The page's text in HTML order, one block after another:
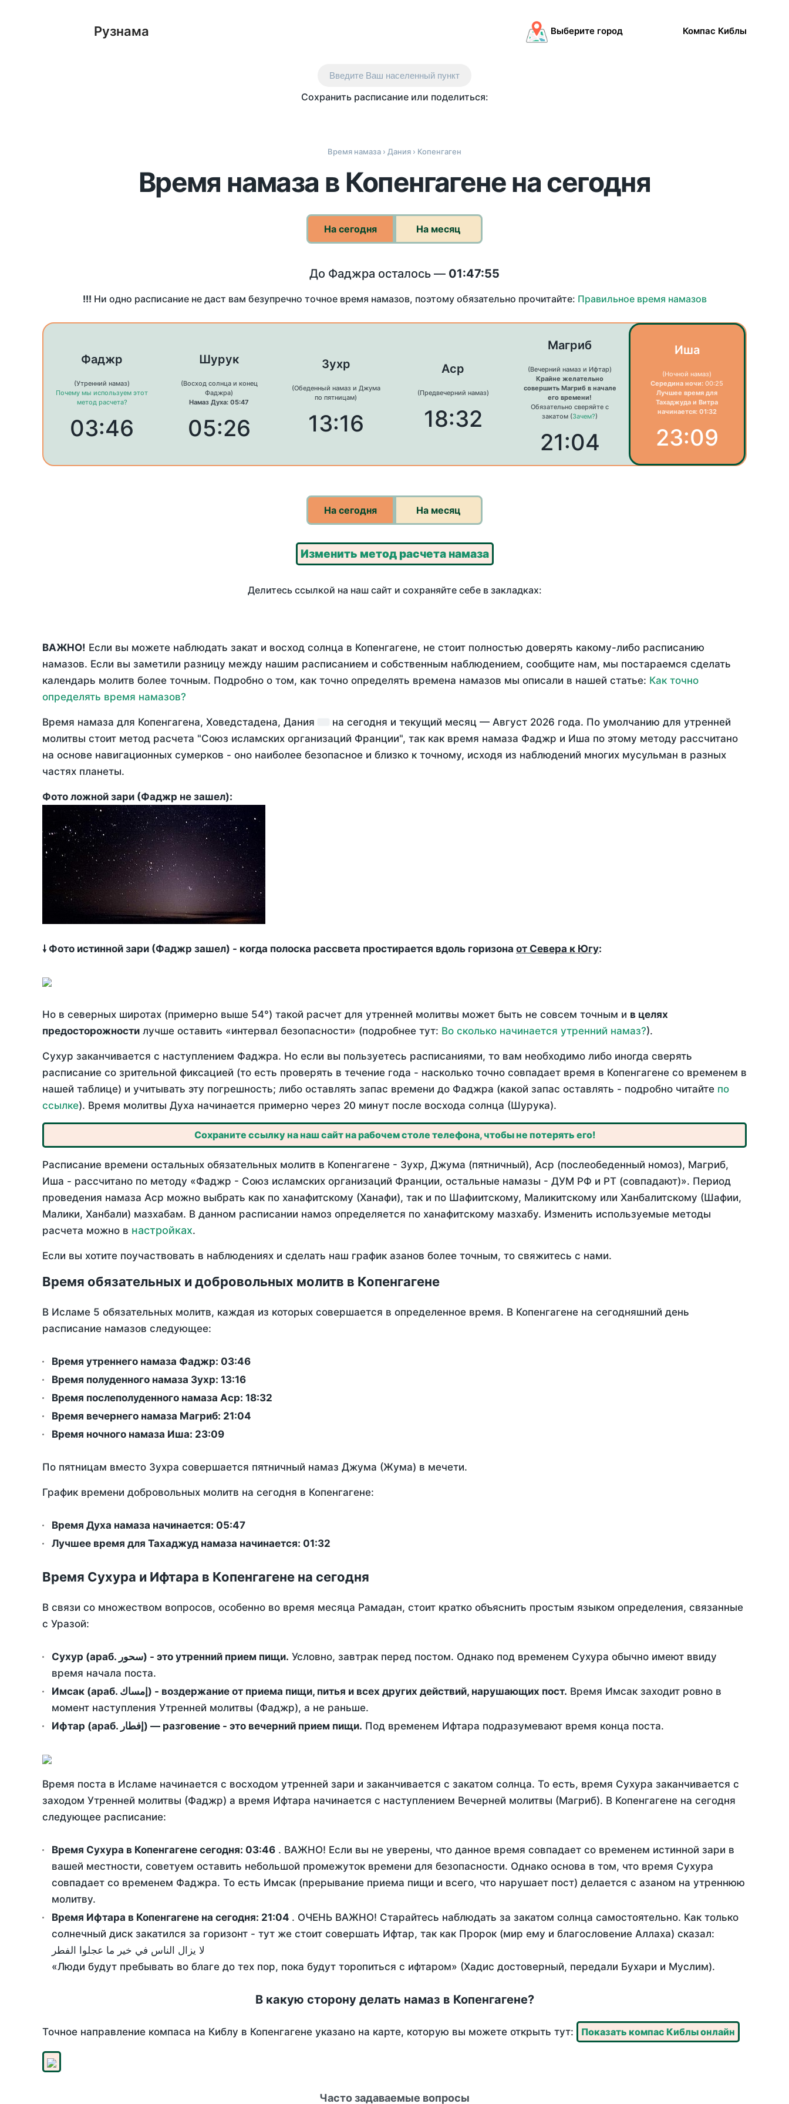
Рузнама Выберите город Компас Киблы
Введите Ваш населенный пункт
Сохранить расписание или поделиться:
Время намаза › Дания › Копенгаген
Время намаза в Копенгагене на сегодня
На сегодня На месяц
До Фаджра осталось — 01:47:54
!!! Ни одно расписание не даст вам безупречно точное время намазов, поэтому обязательно прочитайте: Правильное время намазов
Фаджр
(Утренний намаз)
Почему мы используем этот
метод расчета?
03:46
Шурук
(Восход солнца и конец
Фаджра)
Намаз Духа: 05:47
05:26
Зухр
(Обеденный намаз и Джума
по пятницам)
13:16
Аср
(Предвечерний намаз)
18:32
Магриб
(Вечерний намаз и Ифтар)
Крайне желательно
совершить Магриб в начале
его времени!
Обязательно сверяйте с
закатом (Зачем?)
21:04
Иша
(Ночной намаз)
Середина ночи: 00:25
Лучшее время для
Тахаджуда и Витра
начинается: 01:32
23:09
На сегодня На месяц
Изменить метод расчета намаза
Делитесь ссылкой на наш сайт и сохраняйте себе в закладках:
ВАЖНО! Если вы можете наблюдать закат и восход солнца в Копенгагене, не стоит полностью доверять какому-либо расписанию
намазов. Если вы заметили разницу между нашим расписанием и собственным наблюдением, сообщите нам, мы постараемся сделать
календарь молитв более точным. Подробно о том, как точно определять времена намазов мы описали в нашей статье: Как точно
определять время намазов?
Время намаза для Копенгагена, Ховедстадена, Дания на сегодня и текущий месяц — Август 2026 года. По умолчанию для утренней
молитвы стоит метод расчета "Союз исламских организаций Франции", так как время намаза Фаджр и Иша по этому методу рассчитано
на основе навигационных сумерков - оно наиболее безопасное и близко к точному, исходя из наблюдений многих мусульман в разных
частях планеты.
Фото ложной зари (Фаджр не зашел):
🠗 Фото истинной зари (Фаджр зашел) - когда полоска рассвета простирается вдоль горизона от Севера к Югу:
Но в северных широтах (примерно выше 54°) такой расчет для утренней молитвы может быть не совсем точным и в целях
предосторожности лучше оставить «интервал безопасности» (подробнее тут: Во сколько начинается утренний намаз?).
Сухур заканчивается с наступлением Фаджра. Но если вы пользуетесь расписаниями, то вам необходимо либо иногда сверять
расписание со зрительной фиксацией (то есть проверять в течение года - насколько точно совпадает время в Копенгагене со временем в
нашей таблице) и учитывать эту погрешность; либо оставлять запас времени до Фаджра (какой запас оставлять - подробно читайте по
ссылке). Время молитвы Духа начинается примерно через 20 минут после восхода солнца (Шурука).
Сохраните ссылку на наш сайт на рабочем столе телефона, чтобы не потерять его!
Расписание времени остальных обязательных молитв в Копенгагене - Зухр, Джума (пятничный), Аср (послеобеденный номоз), Магриб,
Иша - рассчитано по методу «Фаджр - Союз исламских организаций Франции, остальные намазы - ДУМ РФ и РТ (совпадают)». Период
проведения намаза Аср можно выбрать как по ханафитскому (Ханафи), так и по Шафиитскому, Маликитскому или Ханбалитскому (Шафии,
Малики, Ханбали) мазхабам. В данном расписании намоз определяется по ханафитскому мазхабу. Изменить используемые методы
расчета можно в настройках.
Если вы хотите поучаствовать в наблюдениях и сделать наш график азанов более точным, то свяжитесь с нами.
Время обязательных и добровольных молитв в Копенгагене
В Исламе 5 обязательных молитв, каждая из которых совершается в определенное время. В Копенгагене на сегодняшний день
расписание намазов следующее:
Время утреннего намаза Фаджр: 03:46
Время полуденного намаза Зухр: 13:16
Время послеполуденного намаза Аср: 18:32
Время вечернего намаза Магриб: 21:04
Время ночного намаза Иша: 23:09
По пятницам вместо Зухра совершается пятничный намаз Джума (Жума) в мечети.
График времени добровольных молитв на сегодня в Копенгагене:
Время Духа намаза начинается: 05:47
Лучшее время для Тахаджуд намаза начинается: 01:32
Время Сухура и Ифтара в Копенгагене на сегодня
В связи со множеством вопросов, особенно во время месяца Рамадан, стоит кратко объяснить простым языком определения, связанные
с Уразой:
Сухур (араб. سحور) - это утренний прием пищи. Условно, завтрак перед постом. Однако под временем Сухура обычно имеют ввиду
время начала поста.
Имсак (араб. إمساك) - воздержание от приема пищи, питья и всех других действий, нарушающих пост. Время Имсак заходит ровно в
момент наступления Утренней молитвы (Фаджр), а не раньше.
Ифтар (араб. إفطار) — разговение - это вечерний прием пищи. Под временем Ифтара подразумевают время конца поста.
Время поста в Исламе начинается с восходом утренней зари и заканчивается с закатом солнца. То есть, время Сухура заканчивается с
заходом Утренней молитвы (Фаджр) а время Ифтара начинается с наступлением Вечерней молитвы (Магриб). В Копенгагене на сегодня
следующее расписание:
Время Сухура в Копенгагене сегодня: 03:46 . ВАЖНО! Если вы не уверены, что данное время совпадает со временем истинной зари в
вашей местности, советуем оставить небольшой промежуток времени для безопасности. Однако основа в том, что время Сухура
совпадает со временем Фаджра. То есть Имсак (прерывание приема пищи и всего, что нарушает пост) делается с азаном на утреннюю
молитву.
Время Ифтара в Копенгагене на сегодня: 21:04 . ОЧЕНЬ ВАЖНО! Старайтесь наблюдать за закатом солнца самостоятельно. Как только
солнечный диск закатился за горизонт - тут же стоит совершать Ифтар, так как Пророк (мир ему и благословение Аллаха) сказал:
لا يزال الناس في خير ما عجلوا الفطر
«Люди будут пребывать во благе до тех пор, пока будут торопиться с ифтаром» (Хадис достоверный, передали Бухари и Муслим).
В какую сторону делать намаз в Копенгагене?
Точное направление компаса на Киблу в Копенгагене указано на карте, которую вы можете открыть тут: Показать компас Киблы онлайн
Часто задаваемые вопросы